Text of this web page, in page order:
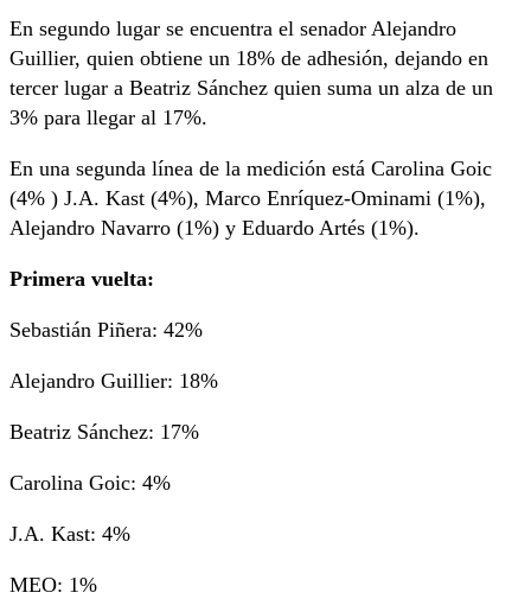
En segundo lugar se encuentra el senador Alejandro
Guillier, quien obtiene un 18% de adhesión, dejando en
tercer lugar a Beatriz Sánchez quien suma un alza de un
3% para llegar al 17%.
En una segunda línea de la medición está Carolina Goic
(4% ) J.A. Kast (4%), Marco Enríquez-Ominami (1%),
Alejandro Navarro (1%) y Eduardo Artés (1%).
Primera vuelta:
Sebastián Piñera: 42%
Alejandro Guillier: 18%
Beatriz Sánchez: 17%
Carolina Goic: 4%
J.A. Kast: 4%
MEO: 1%